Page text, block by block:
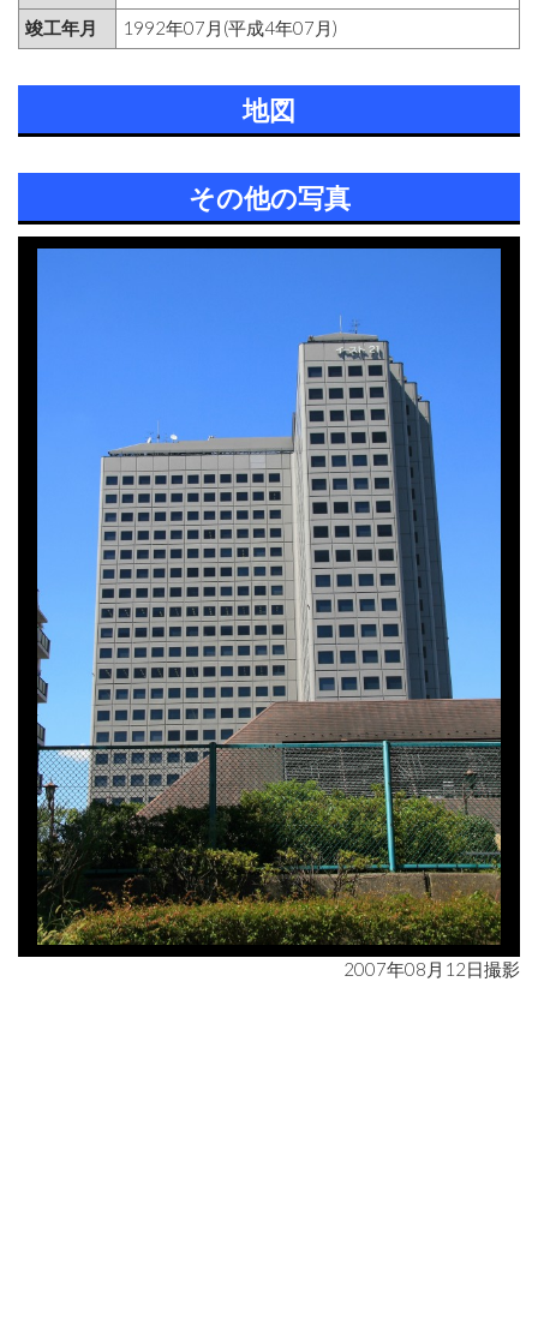
竣工年月
1992年07月(平成4年07月)
地図
その他の写真
2007年08月12日撮影